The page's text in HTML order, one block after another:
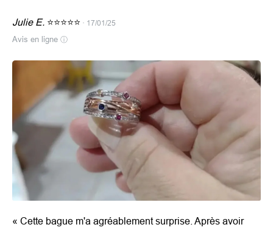
Julie E. ⭐⭐⭐⭐⭐ · 17/01/25
Avis en ligne ⓘ
« Cette bague m'a agréablement surprise. Après avoir